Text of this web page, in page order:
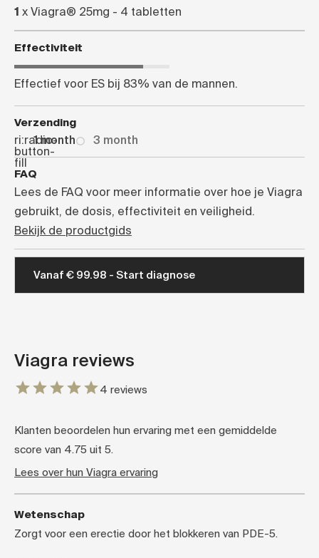
1 x Viagra® 25mg - 4 tabletten
Effectiviteit
Effectief voor ES bij 83% van de mannen.
Verzending
ri:radio-
button-
fill
1 month 3 month
FAQ
Lees de FAQ voor meer informatie over hoe je Viagra
gebruikt, de dosis, effectiviteit en veiligheid.
Bekijk de productgids
Vanaf € 99.98 - Start diagnose
Viagra reviews
4 reviews
Klanten beoordelen hun ervaring met een gemiddelde
score van 4.75 uit 5.
Lees over hun Viagra ervaring
Wetenschap
Zorgt voor een erectie door het blokkeren van PDE-5.